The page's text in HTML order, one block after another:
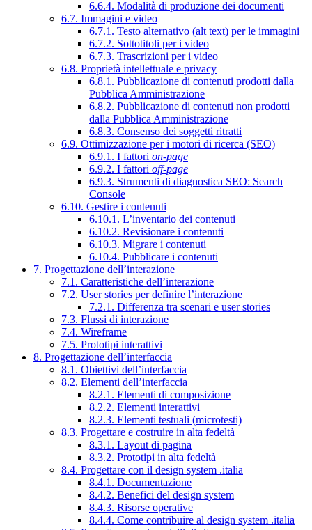
6.6.4. Modalità di produzione dei documenti
6.7. Immagini e video
6.7.1. Testo alternativo (alt text) per le immagini
6.7.2. Sottotitoli per i video
6.7.3. Trascrizioni per i video
6.8. Proprietà intellettuale e privacy
6.8.1. Pubblicazione di contenuti prodotti dalla
Pubblica Amministrazione
6.8.2. Pubblicazione di contenuti non prodotti
dalla Pubblica Amministrazione
6.8.3. Consenso dei soggetti ritratti
6.9. Ottimizzazione per i motori di ricerca (SEO)
6.9.1. I fattori on-page
6.9.2. I fattori off-page
6.9.3. Strumenti di diagnostica SEO: Search
Console
6.10. Gestire i contenuti
6.10.1. L’inventario dei contenuti
6.10.2. Revisionare i contenuti
6.10.3. Migrare i contenuti
6.10.4. Pubblicare i contenuti
7. Progettazione dell’interazione
7.1. Caratteristiche dell’interazione
7.2. User stories per definire l’interazione
7.2.1. Differenza tra scenari e user stories
7.3. Flussi di interazione
7.4. Wireframe
7.5. Prototipi interattivi
8. Progettazione dell’interfaccia
8.1. Obiettivi dell’interfaccia
8.2. Elementi dell’interfaccia
8.2.1. Elementi di composizione
8.2.2. Elementi interattivi
8.2.3. Elementi testuali (microtesti)
8.3. Progettare e costruire in alta fedeltà
8.3.1. Layout di pagina
8.3.2. Prototipi in alta fedeltà
8.4. Progettare con il design system .italia
8.4.1. Documentazione
8.4.2. Benefici del design system
8.4.3. Risorse operative
8.4.4. Come contribuire al design system .italia